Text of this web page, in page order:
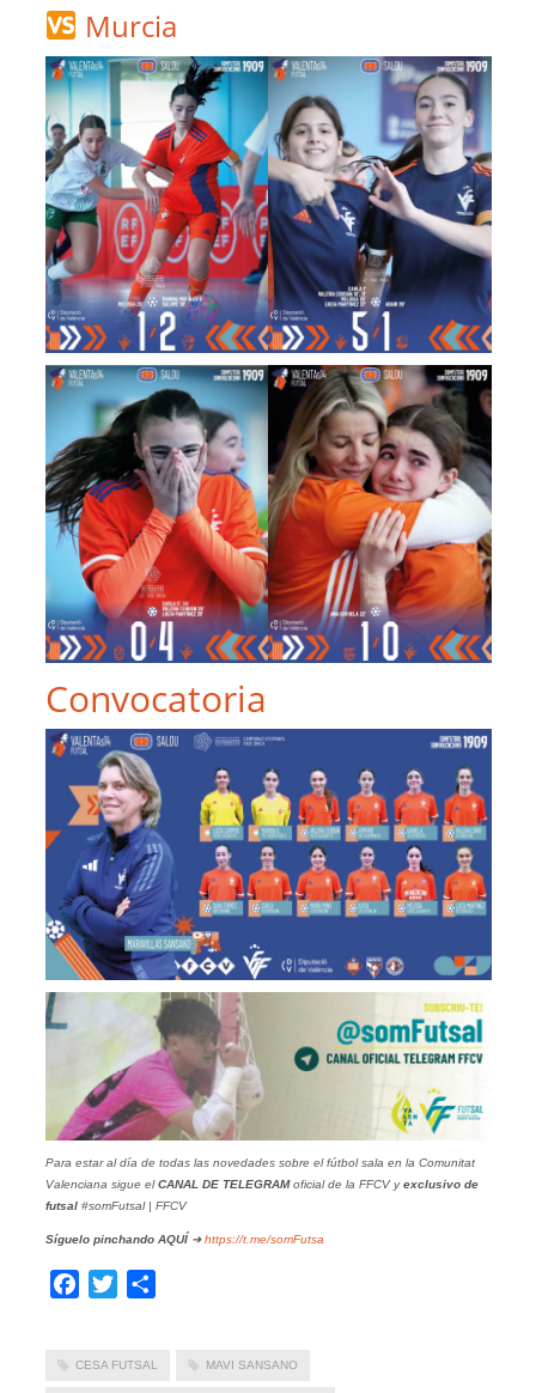
Murcia
Convocatoria
Para estar al día de todas las novedades sobre el fútbol sala en la Comunitat
Valenciana sigue elCANAL DE TELEGRAMoficial de la FFCV yexclusivo de
futsal#somFutsal | FFCV
Síguelo pinchando AQUÍ➜https://t.me/somFutsa
Facebook
Twitter
CESA FUTSAL MAVI SANSANO